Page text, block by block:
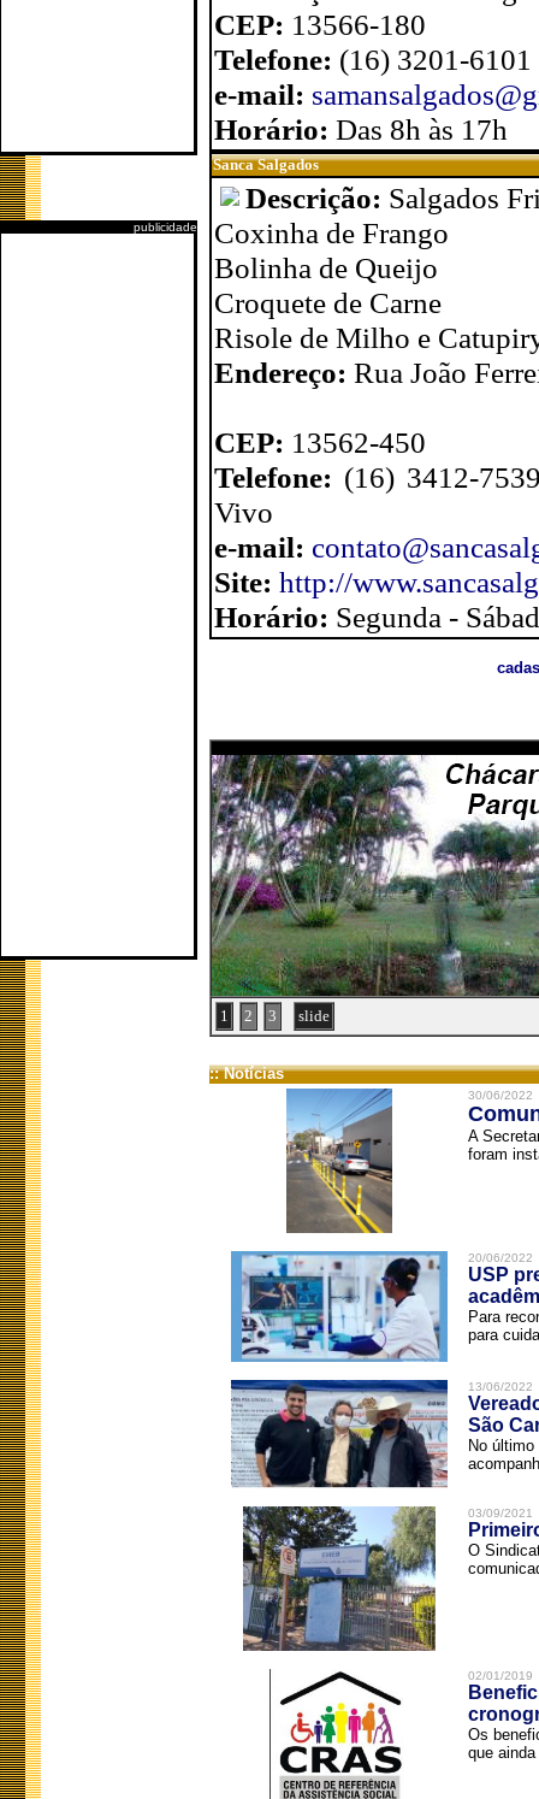
publicidade
CEP: 13566-180
Telefone: (16) 3201-6101
e-mail:
Horário: Das 8h às 17h
Sanca Salgados
Descrição: Salgados
Coxinha de Frango
Bolinha de Queijo
Croquete de Carne
Risole de Milho e
Endereço: Rua João
CEP: 13562-450
Telefone: (16) 3412-
Vivo
e-mail:
Site: http://
Horário: Segunda -
1 2 3 slide
:: Notícias
30/06/2022
A
foram
20/06/2022
USP
Para
para
13/06/2022
São
No
03/09/2021
O
02/01/2019
Os
que